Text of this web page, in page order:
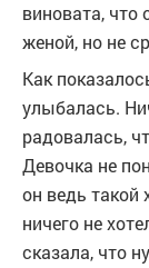
виновата,
женой, но не
Как
улыбалась.
радовалась,
Девочка не
он ведь такой
ничего не
сказала, что